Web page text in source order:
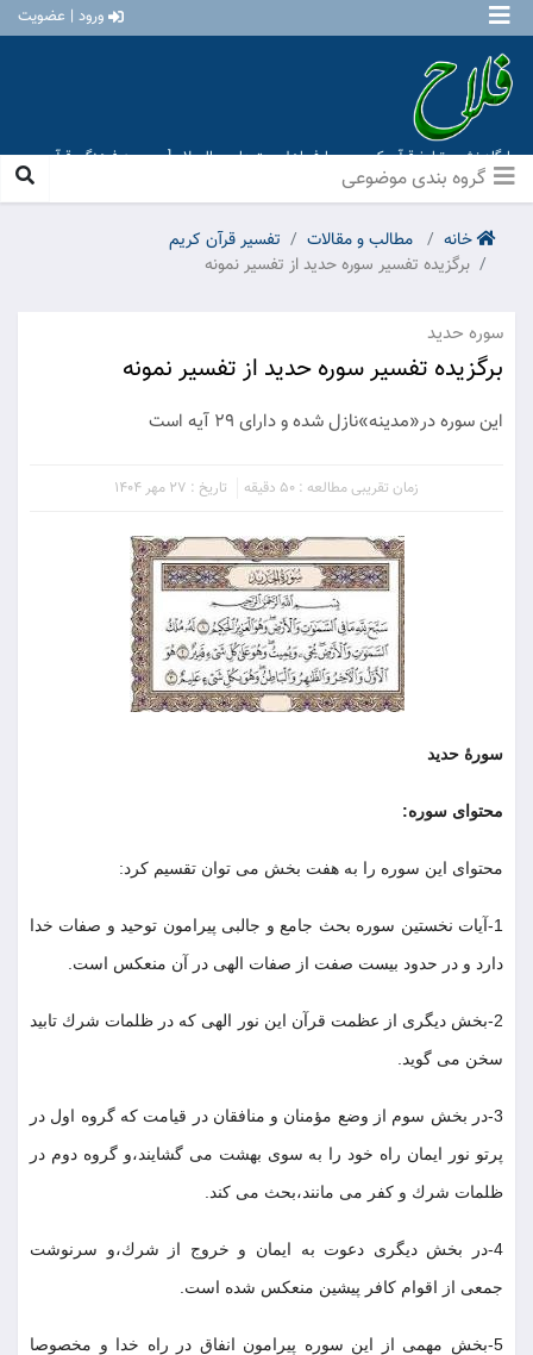
ورود | عضویت
پایگاه نشر و تبلیغ قرآن کریم و معارف اهل بیت علیهم السلام [ موسسه فرهنگی قرآن و
عترت منهاج عشق آباد ]
خانه مطالب و مقالات
تفسیر قرآن کریم
برگزیده تفسیر سوره حدید از تفسیر نمونه
سوره حدید
برگزیده تفسیر سوره حدید از تفسیر نمونه
اين سوره در«مدينه»نازل شده و داراى 29 آيه است
زمان تقریبی مطالعه : 50 دقیقه تاریخ : 27 مهر 1404
سورۀ حديد
محتواى سوره:
محتواى اين سوره را به هفت بخش مى توان تقسيم كرد:
1
-آيات نخستين سوره بحث جامع و جالبى پيرامون توحيد و صفات خدا
دارد و در حدود بيست صفت از صفات الهى در آن منعكس است
2
-بخش ديگرى از عظمت قرآن اين نور الهى كه در ظلمات شرك تابيد
سخن مى گويد
3
-در بخش سوم از وضع مؤمنان و منافقان در قيامت كه گروه اول در
پرتو نور ايمان راه خود را به سوى بهشت مى گشايند،و گروه دوم در
ظلمات شرك و كفر مى مانند،بحث مى كند
4
-در بخش ديگرى دعوت به ايمان و خروج از شرك،و سرنوشت
جمعى از اقوام كافر پيشين منعكس شده است
5
-بخش مهمى از اين سوره پيرامون انفاق در راه خدا و مخصوصا